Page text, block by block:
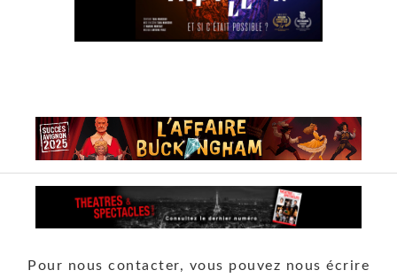
Pour nous contacter, vous pouvez nous écrire